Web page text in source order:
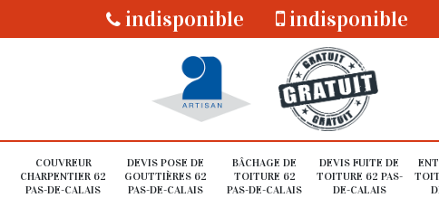
indisponible indisponible
COUVREUR
CHARPENTIER 62
PAS-DE-CALAIS
DEVIS POSE DE
GOUTTIÈRES 62
PAS-DE-CALAIS
BÂCHAGE DE
TOITURE 62
PAS-DE-CALAIS
DEVIS FUITE DE
TOITURE 62 PAS-
DE-CALAIS